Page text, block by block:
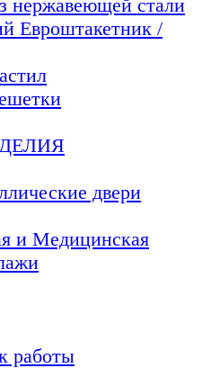
нержавеющей стали
Евроштакетник /
двери
и Медицинская
работы